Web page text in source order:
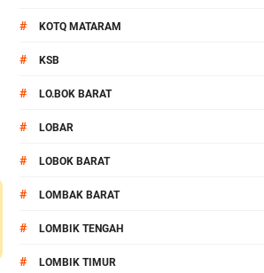
# KOTQ MATARAM
# KSB
# LO.BOK BARAT
# LOBAR
# LOBOK BARAT
# LOMBAK BARAT
# LOMBIK TENGAH
# LOMBIK TIMUR